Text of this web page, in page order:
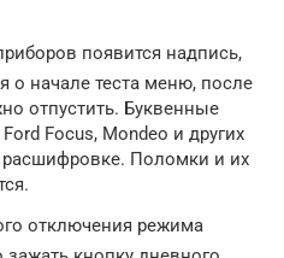
появится надпись,
о начале теста меню, после
отпустить. Буквенные
Focus, Mondeo и других
Поломки и их
отключения режима